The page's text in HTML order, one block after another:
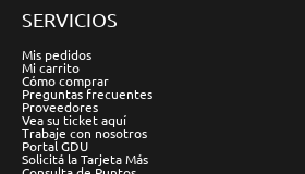
SERVICIOS
Mis pedidos
Mi carrito
Cómo comprar
Preguntas frecuentes
Proveedores
Vea su ticket aquí
Trabaje con nosotros
Portal GDU
Solicitá la Tarjeta Más